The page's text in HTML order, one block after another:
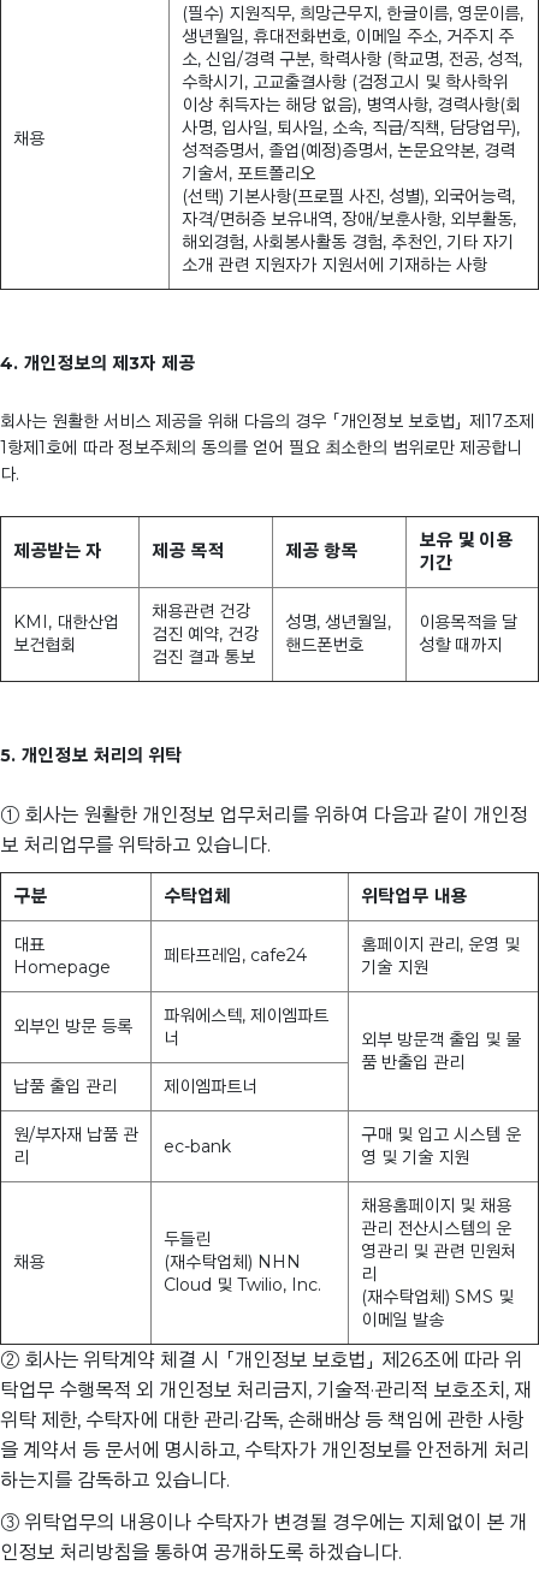
채용
(필수) 지원직무, 희망근무지, 한글이름, 영문이름,
생년월일, 휴대전화번호, 이메일 주소, 거주지 주
소, 신입/경력 구분, 학력사항 (학교명, 전공, 성적,
수학시기, 고교출결사항 (검정고시 및 학사학위
이상 취득자는 해당 없음), 병역사항, 경력사항(회
사명, 입사일, 퇴사일, 소속, 직급/직책, 담당업무),
성적증명서, 졸업(예정)증명서, 논문요약본, 경력
기술서, 포트폴리오
(선택) 기본사항(프로필 사진, 성별), 외국어능력,
자격/면허증 보유내역, 장애/보훈사항, 외부활동,
해외경험, 사회봉사활동 경험, 추천인, 기타 자기
소개 관련 지원자가 지원서에 기재하는 사항
4. 개인정보의 제3자 제공
회사는 원활한 서비스 제공을 위해 다음의 경우 「개인정보 보호법」 제17조제
1항제1호에 따라 정보주체의 동의를 얻어 필요 최소한의 범위로만 제공합니
다.
제공받는 자 제공 목적 제공 항목
보유 및 이용
기간
KMI, 대한산업
보건협회
채용관련 건강
검진 예약, 건강
검진 결과 통보
성명, 생년월일,
핸드폰번호
이용목적을 달
성할 때까지
5. 개인정보 처리의 위탁
① 회사는 원활한 개인정보 업무처리를 위하여 다음과 같이 개인정
보 처리업무를 위탁하고 있습니다.
구분 수탁업체 위탁업무 내용
대표
Homepage
페타프레임, cafe24
홈페이지 관리, 운영 및
기술 지원
외부인 방문 등록
파워에스텍, 제이엠파트
너
외부 방문객 출입 및 물
품 반출입 관리
납품 출입 관리
제이엠파트너
원/부자재 납품 관
리
ec-bank
구매 및 입고 시스템 운
영 및 기술 지원
채용
두들린
(재수탁업체) NHN
Cloud 및 Twilio, Inc.
채용홈페이지 및 채용
관리 전산시스템의 운
영관리 및 관련 민원처
리
(재수탁업체) SMS 및
이메일 발송
② 회사는 위탁계약 체결 시 「개인정보 보호법」 제26조에 따라 위
탁업무 수행목적 외 개인정보 처리금지, 기술적·관리적 보호조치, 재
위탁 제한, 수탁자에 대한 관리·감독, 손해배상 등 책임에 관한 사항
을 계약서 등 문서에 명시하고, 수탁자가 개인정보를 안전하게 처리
하는지를 감독하고 있습니다.
③ 위탁업무의 내용이나 수탁자가 변경될 경우에는 지체없이 본 개
인정보 처리방침을 통하여 공개하도록 하겠습니다.